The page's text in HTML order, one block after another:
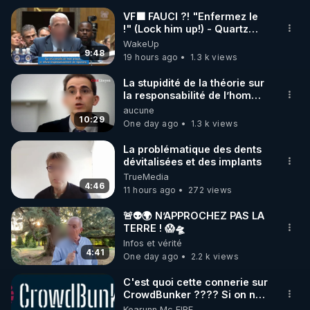
🌱 INSTAGRAM
https://www.instagram.com/rdlr_thierrycasasnovas/
http://rgnr.li/instagram
🌱 LA NEWSLETTER
Pour ne pas rater l’actualité RGNR (stages,
http://rgnr.li/news
🌱 VIDÉOS NON CENSURÉES SUR ODYSEE
Toutes les vidéos Youtube sont aussi sur la
http://rgnr.li/odysee
🌱 LES STAGES EN PRÉSENTIEL
9:48
VF🟩 FAUCI ?! "Enfermez le
!" (Lock him up!) - Quartz
Traduction
WakeUp
19 hours ago
1.3 k views
10:29
La stupidité de la théorie sur
la responsabilité de l’homme
concernant le dioxyde de
carbone.
aucune
One day ago
1.3 k views
4:46
La problématique des dents
dévitalisées et des implants
TrueMedia
11 hours ago
272 views
4:41
🚨👽🌍 N’APPROCHEZ PAS LA
TERRE ! 😱🛸
Infos et vérité
One day ago
2.2 k views
C'est quoi cette connerie sur
CrowdBunker ???? Si on ne
peut plus publier, c'est un